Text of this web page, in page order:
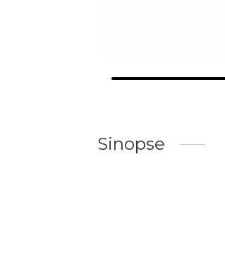
Sinopse